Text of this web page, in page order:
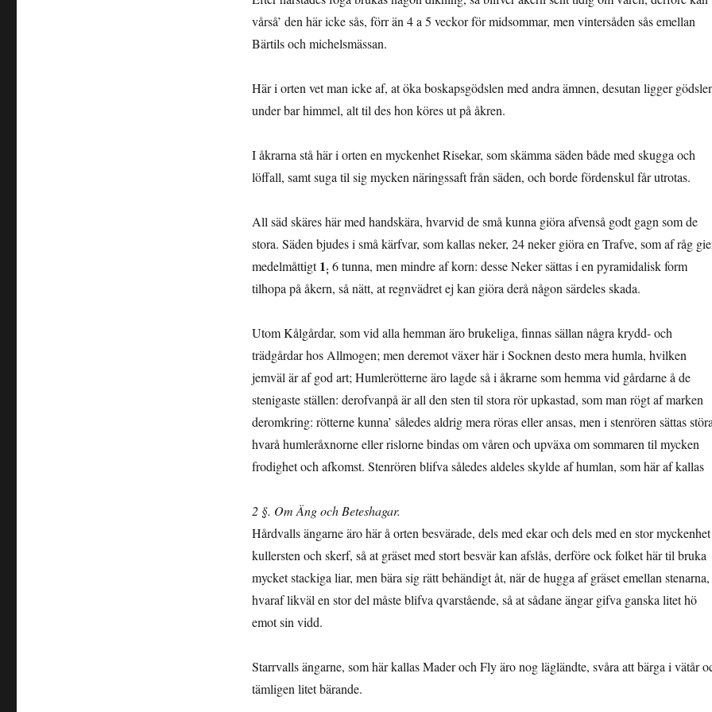
vårså’ den här icke sås, förr än 4 a 5 veckor för midsommar, men vintersåden sås emellan
Bärtils och michelsmässan.
Här i orten vet man icke af, at öka boskapsgödslen med andra ämnen, desutan ligger
under bar himmel, alt til des hon köres ut på åkren.
Iåkrarna stå här i orten en myckenhet Risekar, som skämma säden både med skugga och
löffall, samt suga til sig mycken näringssaft från säden, och borde fördenskul får utrotas.
All säd skäres här med handskära, hvarvid de små kunna giöra afvenså godt gagn som de
stora. Säden bjudes i små kärfvar, som kallas neker, 24 neker giöra en Trafve, som af råg
medelmåttigt1; 6 tunna, men mindre af korn: desse Neker sättas i en pyramidalisk form
tilhopa på åkern, så nätt, at regnvädret ej kan giöra derå någon särdeles skada.
Utom Kålgårdar, som vid alla hemman äro brukeliga, finnas sällan några krydd- och
trädgårdar hos Allmogen; men deremot växer här i Socknen desto mera humla, hvilken
jemväl är af god art; Humlerötterne äro lagde så i åkrarne som hemma vid gårdarne å de
stenigaste ställen: derofvanpå är all den sten til stora rör upkastad, som man rögt af marken
deromkring: rötterne kunna’ således aldrig mera röras eller ansas, men i stenrören sättas
hvarå humleråxnorne eller rislorne bindas om våren och upväxa om sommaren til mycken
frodighet och afkomst. Stenrören blifva således aldeles skylde af humlan, som här af kallas
2 §. Om Äng och Beteshagar.
Hårdvalls ängarne äro här å orten besvärade, dels med ekar och dels med en stor myckenhet
kullersten och skerf, så at gräset med stort besvär kan afslås, derföre ock folket här til bruka
mycket stackiga liar, men bära sig rätt behändigt åt, när de hugga af gräset emellan stenarna,
hvaraf likväl en stor del måste blifva qvarstående, så at sådane ängar gifva ganska litet hö
emot sin vidd.
Starrvalls ängarne, som här kallas Mader och Fly äro nog lägländte, svåra att bärga i vätår
tämligen litet bärande.